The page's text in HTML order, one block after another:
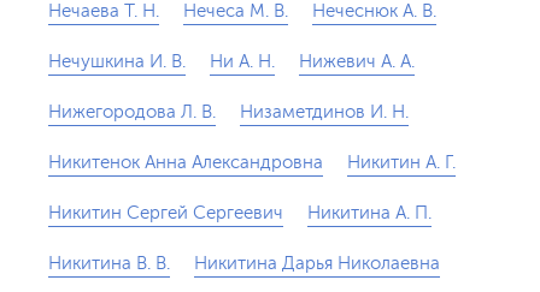
Нечаева Т. Н. Нечеса М. В. Нечеснюк А. В.
Нечушкина И. В. Ни А. Н. Нижевич А. А.
Нижегородова Л. В. Низаметдинов И. Н.
Никитенок Анна Александровна Никитин А. Г.
Никитин Сергей Сергеевич Никитина А. П.
Никитина В. В. Никитина Дарья Николаевна